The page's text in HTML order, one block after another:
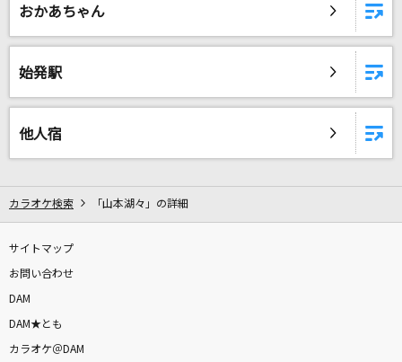
藤井フミヤ(藤井郁弥)
サザンオールスターズ
FRUITS ZIPPERメドレー
[生音]わたし
決意の光
三船栞子(小泉萌香)
おかあちゃん
始発駅
他人宿
カラオケ検索 「山本湖々」の詳細
サイトマップ
お問い合わせ
DAM
DAM★とも
カラオケ＠DAM